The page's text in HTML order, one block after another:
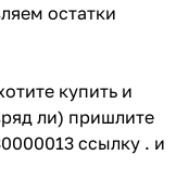
остатки
купить и
ли) пришлите
ссылку . и